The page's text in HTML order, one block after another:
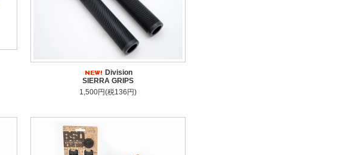
Division
SIERRA GRIPS
1,500円(税136円)